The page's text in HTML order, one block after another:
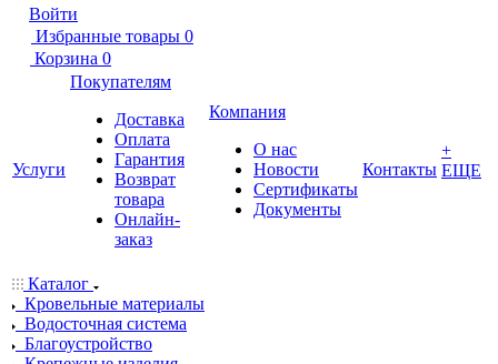
Войти
Избранные товары 0
Корзина 0
Услуги
Покупателям
Доставка
Оплата
Гарантия
Возврат
товара
Онлайн-
заказ
Компания
О нас
Новости
Сертификаты
Документы
Контакты
+
ЕЩЕ
Каталог
Кровельные материалы
Водосточная система
Благоустройство